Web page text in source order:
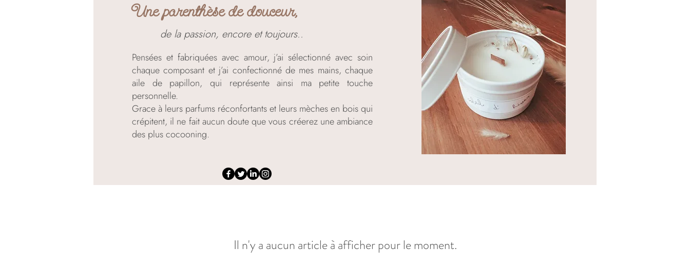
Une parenthèse de douceur,
de la passion, encore et toujours..
Pensées et fabriquées avec amour, j’ai sélectionné avec soin
chaque composant et j’ai confectionné de mes mains, chaque
aile de papillon, qui représente ainsi ma petite touche
personnelle.
Grace à leurs parfums réconfortants et leurs mèches en bois qui
crépitent, il ne fait aucun doute que vous créerez une ambiance
des plus cocooning.
Il n'y a aucun article à afficher pour le moment.